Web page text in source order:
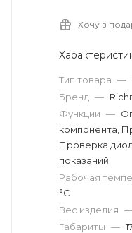
Хочу в
Тип товара —
Бренд —
Функции —
компонента,
Проверка
показаний
Рабочая
°C
Вес изделия
Габариты —